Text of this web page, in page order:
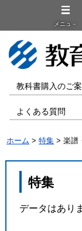
メニュ－
教科書購入のご
よくある質問
ホーム >特集 > 楽譜
特集
データはあり